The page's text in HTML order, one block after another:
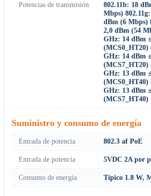
Potencias de transmisión
802.11b: 18
Mbps)
dBm (6 Mbps)
2,0 dBm (54
GHz: 14 dBm
(MCS0_HT20)
GHz: 14 dBm
(MCS7_HT20)
GHz: 13 dBm
(MCS0_HT40)
GHz: 13 dBm
(MCS7_HT40)
Suministro y consumo de energía
Entrada de potencia 802.3 af PoE
Entrada de potencia 5VDC 2A por
Consumo de energía Típico 1.8 W,